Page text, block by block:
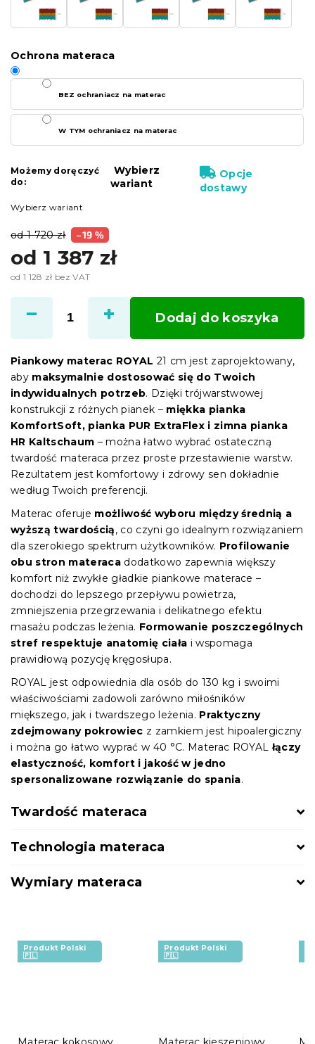
od 1 720 zł –19 %
od 1 387 zł
od 1 128 zł bez VAT
jednostkowa:
Wybierz wariant
Ochrona materaca
BEZ ochraniacz na materac
W TYM ochraniacz na materac
Możemy doręczyć
do:
Wybierz
wariant
Opcje
dostawy
Dodaj do koszyka
Piankowy materac ROYAL 21 cm jest zaprojektowany,
aby maksymalnie dostosować się do Twoich
indywidualnych potrzeb. Dzięki trójwarstwowej
konstrukcji z różnych pianek – miękka pianka
KomfortSoft, pianka PUR ExtraFlex i zimna pianka
HR Kaltschaum – można łatwo wybrać ostateczną
twardość materaca przez proste przestawienie warstw.
Rezultatem jest komfortowy i zdrowy sen dokładnie
według Twoich preferencji.
Materac oferuje możliwość wyboru między średnią a
wyższą twardością, co czyni go idealnym rozwiązaniem
dla szerokiego spektrum użytkowników. Profilowanie
obu stron materaca dodatkowo zapewnia większy
komfort niż zwykłe gładkie piankowe materace –
dochodzi do lepszego przepływu powietrza,
zmniejszenia przegrzewania i delikatnego efektu
masażu podczas leżenia. Formowanie poszczególnych
stref respektuje anatomię ciała i wspomaga
prawidłową pozycję kręgosłupa.
ROYAL jest odpowiednia dla osób do 130 kg i swoimi
właściwościami zadowoli zarówno miłośników
miększego, jak i twardszego leżenia. Praktyczny
zdejmowany pokrowiec z zamkiem jest hipoalergiczny
i można go łatwo wyprać w 40 °C. Materac ROYALłączy
elastyczność, komfort i jakość w jedno
spersonalizowane rozwiązanie do spania.
Twardość materaca
Technologia materaca
Wymiary materaca
Produkt Polski
🇵🇱
Produkt Polski
🇵🇱